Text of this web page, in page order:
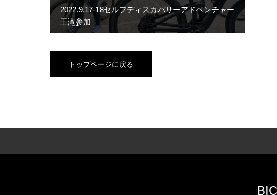
2022.9.17-18セルフディスカバリーアドベンチャー
王滝参加
トップページに戻る